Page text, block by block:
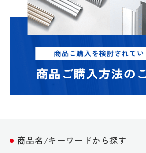
商品名/キーワードから探す